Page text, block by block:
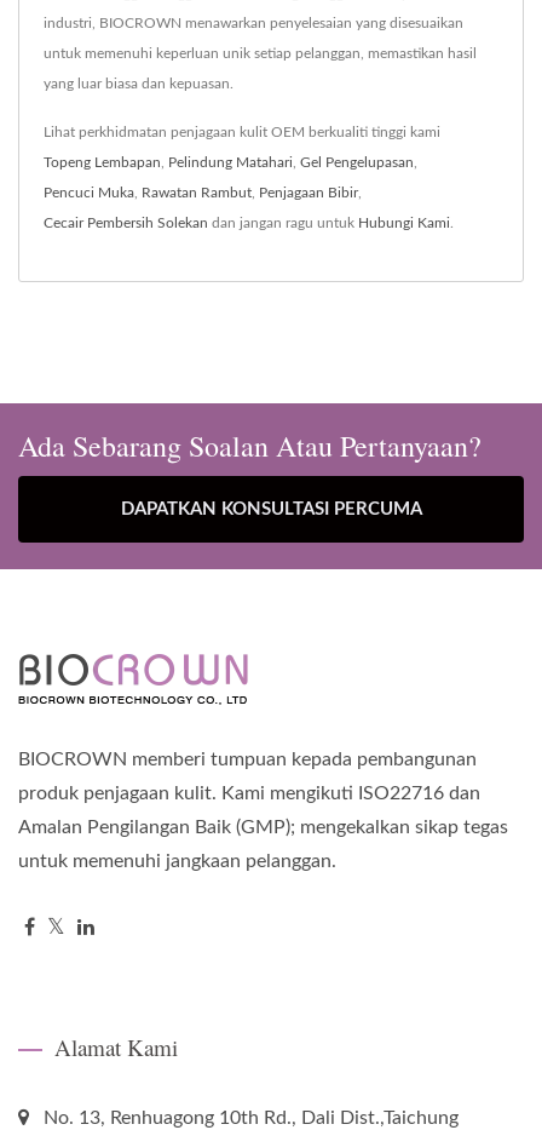
industri, BIOCROWN menawarkan penyelesaian yang disesuaikan
untuk memenuhi keperluan unik setiap pelanggan, memastikan hasil
yang luar biasa dan kepuasan.
Lihat perkhidmatan penjagaan kulit OEM berkualiti tinggi kami
Topeng Lembapan, Pelindung Matahari, Gel Pengelupasan,
Pencuci Muka, Rawatan Rambut, Penjagaan Bibir,
Cecair Pembersih Solekan dan jangan ragu untuk Hubungi Kami.
Ada Sebarang Soalan Atau Pertanyaan?
DAPATKAN KONSULTASI PERCUMA
BIOCROWN memberi tumpuan kepada pembangunan
produk penjagaan kulit. Kami mengikuti ISO22716 dan
Amalan Pengilangan Baik (GMP); mengekalkan sikap tegas
untuk memenuhi jangkaan pelanggan.
Alamat Kami
No. 13, Renhuagong 10th Rd., Dali Dist.,Taichung